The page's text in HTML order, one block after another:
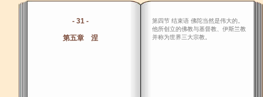
- 31 -
第五章 涅
第四节 结束语 佛陀当然是伟大的。
他所创立的佛教与基督教、伊斯兰教
并称为世界三大宗教。